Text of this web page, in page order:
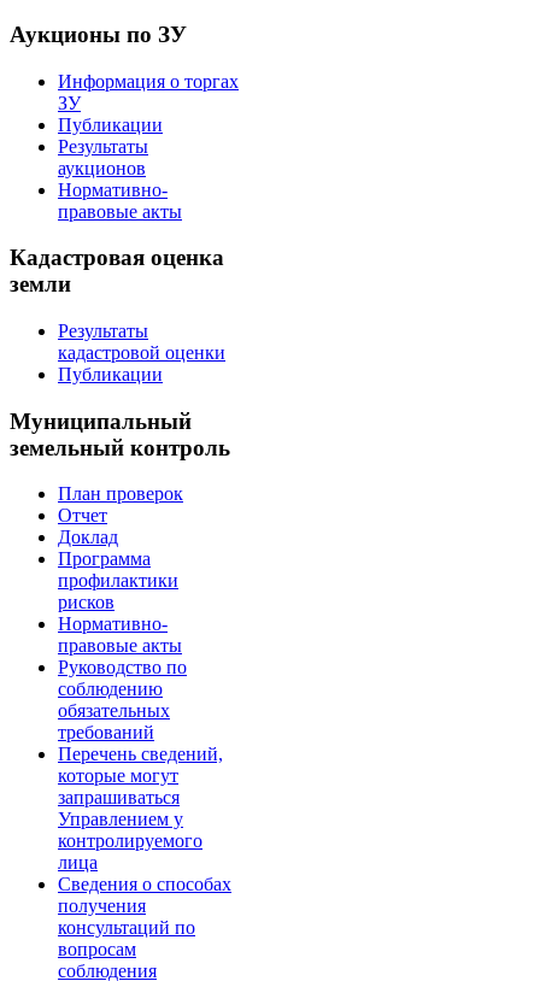
Аукционы по ЗУ
Информация о торгах
ЗУ
Публикации
Результаты
аукционов
Нормативно-
правовые акты
Кадастровая оценка
земли
Результаты
кадастровой оценки
Публикации
Муниципальный
земельный контроль
План проверок
Отчет
Доклад
Программа
профилактики
рисков
Нормативно-
правовые акты
Руководство по
соблюдению
обязательных
требований
Перечень сведений,
которые могут
запрашиваться
Управлением у
контролируемого
лица
Сведения о способах
получения
консультаций по
вопросам
соблюдения